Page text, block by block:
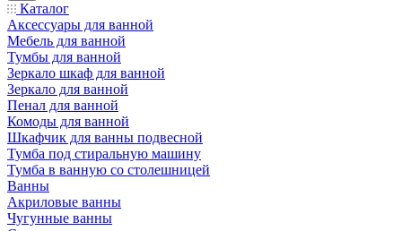
Каталог
Аксессуары для ванной
Мебель для ванной
Тумбы для ванной
Зеркало шкаф для ванной
Зеркало для ванной
Пенал для ванной
Комоды для ванной
Шкафчик для ванны подвесной
Тумба под стиральную машину
Тумба в ванную со столешницей
Ванны
Акриловые ванны
Чугунные ванны